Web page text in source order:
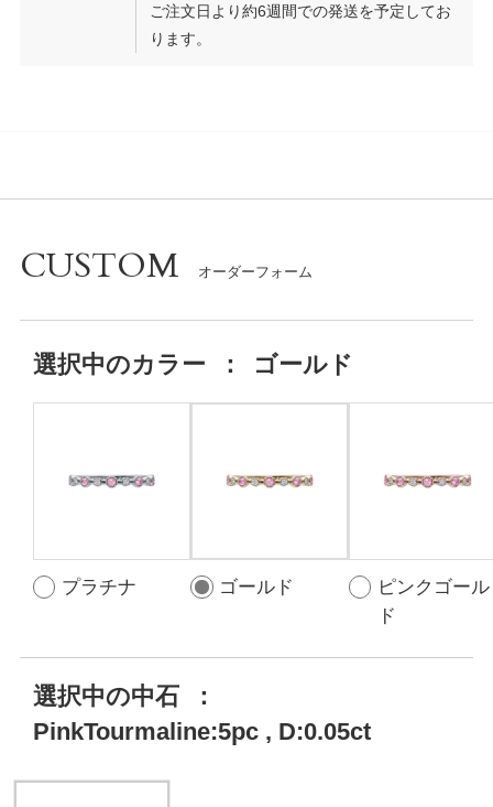
ご注文日より約6週間での発送を予定してお
ります。
CUSTOM
選択中のカラー ： ゴールド
プラチナ ゴールド
ピンクゴール
ド
選択中の中石
：
PinkTourmaline:5pc , D:0.05ct